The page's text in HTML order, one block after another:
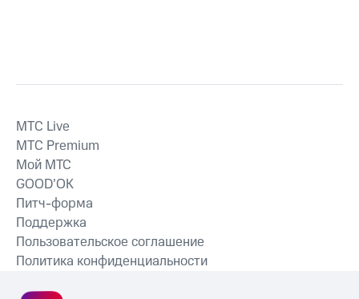
MTС Live
MTС Premium
Мой МТС
GOOD’OK
Питч-форма
Поддержка
Пользовательское соглашение
Политика конфиденциальности